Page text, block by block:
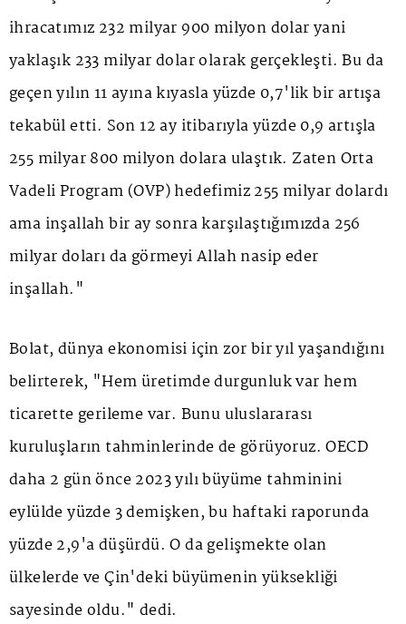
ihracatımız 232 milyar 900 milyon dolar yani
yaklaşık 233 milyar dolar olarak gerçekleşti. Bu da
geçen yılın 11 ayına kıyasla yüzde 0,7'lik bir artışa
tekabül etti. Son 12 ay itibarıyla yüzde 0,9 artışla
255 milyar 800 milyon dolara ulaştık. Zaten Orta
Vadeli Program (OVP) hedefimiz 255 milyar dolardı
ama inşallah bir ay sonra karşılaştığımızda 256
milyar doları da görmeyi Allah nasip eder
inşallah."
Bolat, dünya ekonomisi için zor bir yıl yaşandığını
belirterek, "Hem üretimde durgunluk var hem
ticarette gerileme var. Bunu uluslararası
kuruluşların tahminlerinde de görüyoruz. OECD
daha 2 gün önce 2023 yılı büyüme tahminini
eylülde yüzde 3 demişken, bu haftaki raporunda
yüzde 2,9'a düşürdü. O da gelişmekte olan
ülkelerde ve Çin'deki büyümenin yüksekliği
sayesinde oldu." dedi.